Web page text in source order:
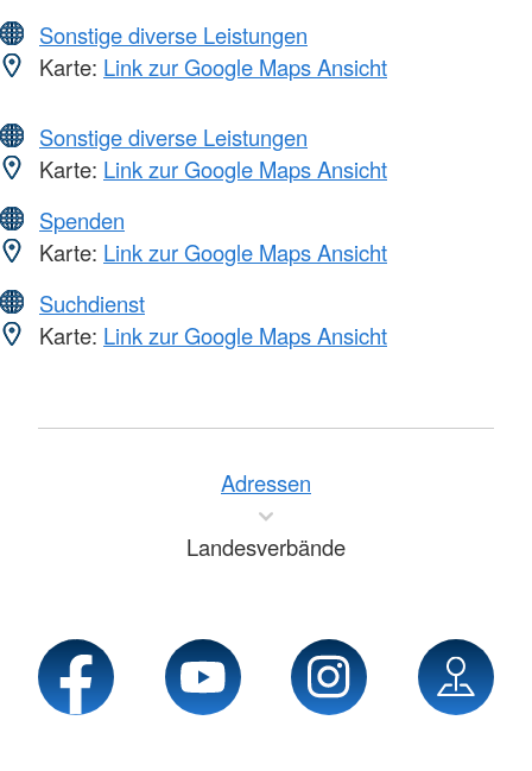
Sonstige diverse Leistungen
Karte: Link zur Google Maps Ansicht
Sonstige diverse Leistungen
Karte: Link zur Google Maps Ansicht
Spenden
Karte: Link zur Google Maps Ansicht
Suchdienst
Karte: Link zur Google Maps Ansicht
Adressen
Landesverbände